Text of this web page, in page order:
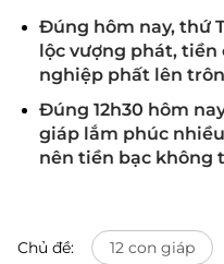
Đúng hôm nay, thứ
lộc vượng phát, tiền
nghiệp phất lên
Đúng 12h30 hôm
giáp lắm phúc
nên tiền bạc không
Chủ đề: 12 con giáp